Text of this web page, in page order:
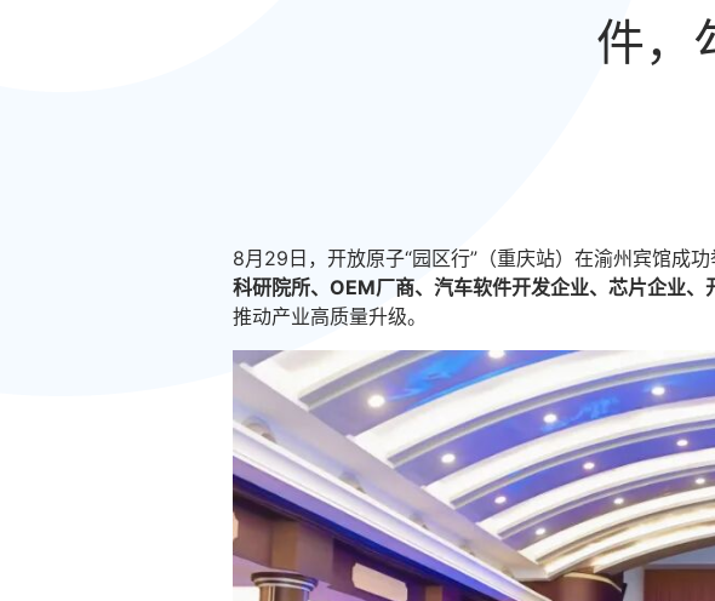
件，
8月29日，开放原子“园区行”（重庆站）在渝州宾馆成
科研院所、OEM厂商、汽车软件开发企业、芯片企业、
推动产业高质量升级。